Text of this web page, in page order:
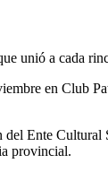
unió a cada
en Club
Ente Cultural
provincial.